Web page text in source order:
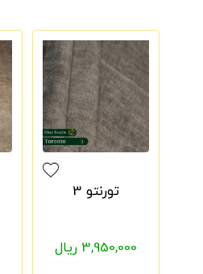
تورنتو 3
3,950,000 ریال